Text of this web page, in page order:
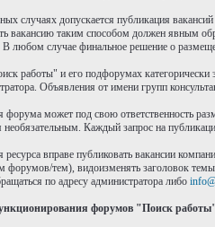
случаях допускается публикация
вакансию таким способом должен явным
случае финальное решение о
работы" и его подфорумах категорически
Объявления от имени групп
может под свою ответственность
необязательным. Каждый запрос на
вправе публиковать вакансии
форумов/тем), видоизменять заголовок
по адресу администратора либо
форумов "Поиск